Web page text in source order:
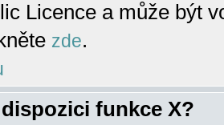
Licence a může být
zde.
funkce X?